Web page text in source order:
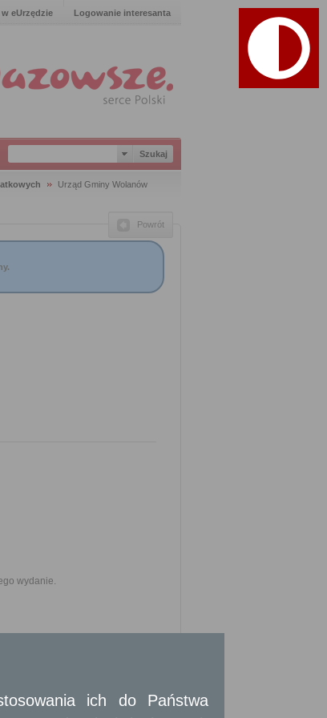
eUrzędzie Logowanie interesanta
Urząd Gminy Wolanów
Powrót
wydanie.
wymaga przepis prawa;
ich do Państwa